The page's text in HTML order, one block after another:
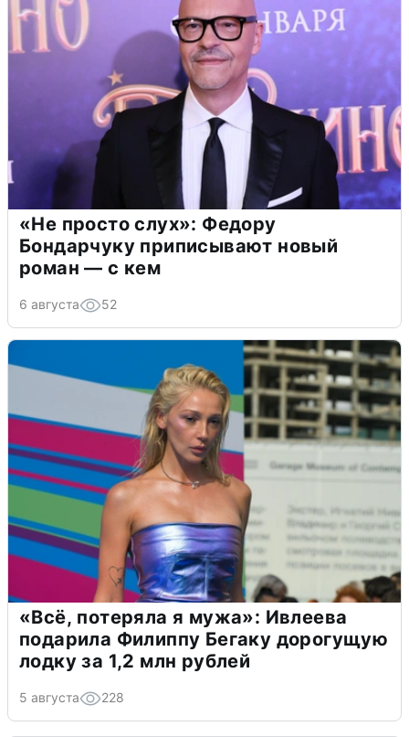
«Не просто слух»: Федору
Бондарчуку приписывают новый
роман — с кем
6 августа 52
«Всё, потеряла я мужа»: Ивлеева
подарила Филиппу Бегаку дорогущую
лодку за 1,2 млн рублей
5 августа 228